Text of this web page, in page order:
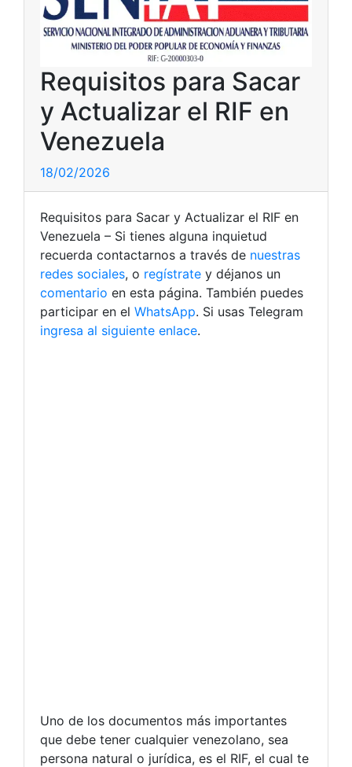
Requisitos para Sacar
y Actualizar el RIF en
Venezuela
18/02/2026
Requisitos para Sacar y Actualizar el RIF en
Venezuela – Si tienes alguna inquietud
recuerda contactarnos a través de nuestras
redes sociales, o regístrate y déjanos un
comentario en esta página. También puedes
participar en el WhatsApp. Si usas Telegram
ingresa al siguiente enlace.
Uno de los documentos más importantes
que debe tener cualquier venezolano, sea
persona natural o jurídica, es el RIF, el cual te